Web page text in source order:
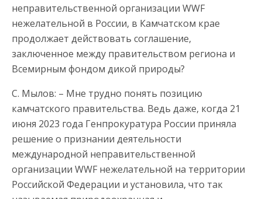
неправительственной организации WWF
нежелательной в России, в Камчатском крае
продолжает действовать соглашение,
заключенное между правительством региона и
Всемирным фондом дикой природы?
С. Мылов: – Мне трудно понять позицию
камчатского правительства. Ведь даже, когда 21
июня 2023 года Генпрокуратура России приняла
решение о признании деятельности
международной неправительственной
организации WWF нежелательной на территории
Российской Федерации и установила, что так